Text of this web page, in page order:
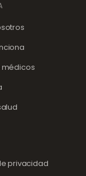
médicos
privacidad